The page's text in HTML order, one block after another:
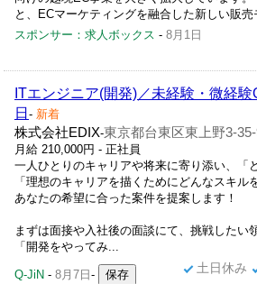
と、ECマーケティングを融合した新しい販
スポンサー：求人ボックス - 8月1日
ITエンジニア(開発)／未経験・微経
日 - 新着
株式会社EDIX-東京都台東区東上野3-
月給 210,000円 - 正社員
一人ひとりのキャリアや将来に寄り添い、「
「理想のキャリアを描くためにどんなスキル
あなたの希望に合った案件を提案します！
まずは面接や入社後の面談にて、挑戦したい
「開発をやってみ...
Q-JiN - 8月7日 - 土日休み